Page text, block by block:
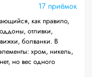
17 приёмок
как правило,
отливки,
болванки. В
хром, никель,
но вес одного